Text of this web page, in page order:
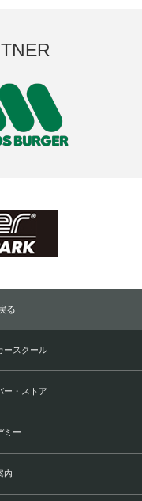
る
ースクール
ー・ストア
ミー
内